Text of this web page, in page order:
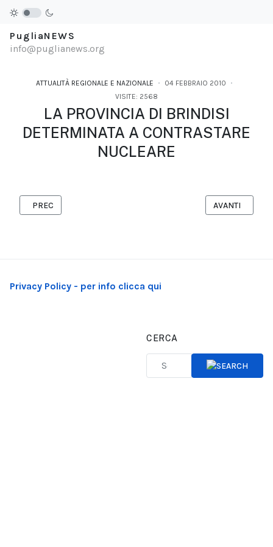
PugliaNEWS
info@puglianews.org
ATTUALITÀ REGIONALE E NAZIONALE
04 FEBBRAIO 2010
VISITE: 2568
LA PROVINCIA DI BRINDISI
DETERMINATA A CONTRASTARE
NUCLEARE
ARTICOLO PRECEDENTE: NUCLEARE: VIDEOLETTERA DI NICHI
PREC ARTICOLO
AVANTI
Privacy Policy - per info clicca qui
CERCA